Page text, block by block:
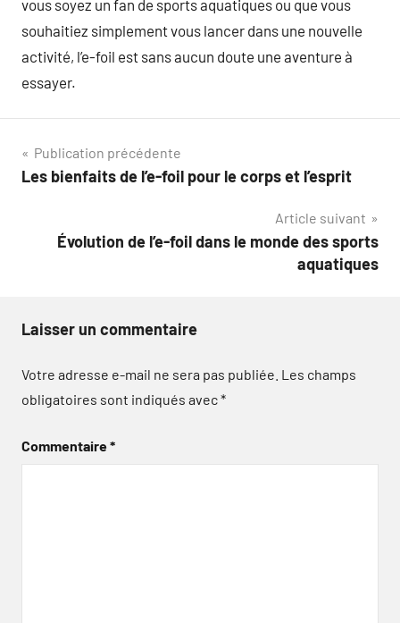
vous soyez un fan de sports aquatiques ou que vous
souhaitiez simplement vous lancer dans une nouvelle
activité, l’e-foil est sans aucun doute une aventure à
essayer.
Navigation
de
l’article
Publication précédente
Les bienfaits de l’e-foil pour le corps et l’esprit
Article suivant
Évolution de l’e-foil dans le monde des sports
aquatiques
Laisser un commentaire
Votre adresse e-mail ne sera pas publiée. Les champs
obligatoires sont indiqués avec*
Commentaire*